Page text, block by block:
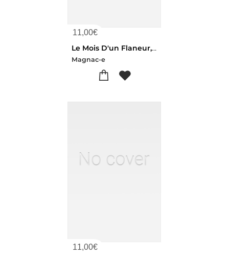
11,00€
Le Mois D'un Flaneur, Juillet 1867
Magnac-e
11,00€